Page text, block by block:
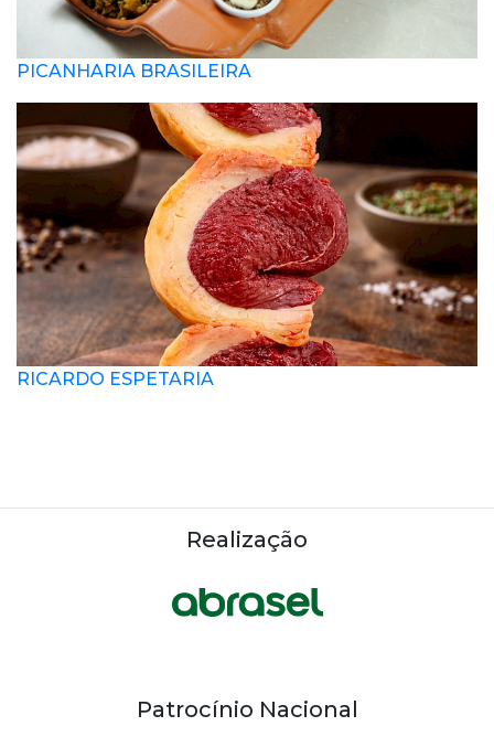
PICANHARIA BRASILEIRA
RICARDO ESPETARIA
Realização
Patrocínio Nacional